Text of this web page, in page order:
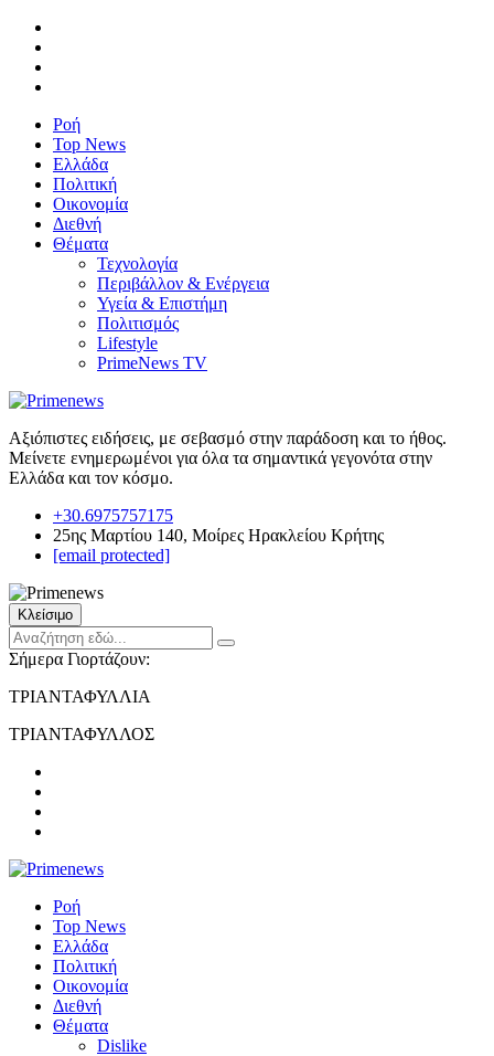
Ροή
Top News
Ελλάδα
Πολιτική
Οικονομία
Διεθνή
Θέματα
Τεχνολογία
Περιβάλλον & Ενέργεια
Υγεία & Επιστήμη
Πολιτισμός
Lifestyle
PrimeNews TV
Αξιόπιστες ειδήσεις, με σεβασμό στην παράδοση και το ήθος.
Μείνετε ενημερωμένοι για όλα τα σημαντικά γεγονότα στην
Ελλάδα και τον κόσμο.
+30.6975757175
25ης Μαρτίου 140, Μοίρες Ηρακλείου Κρήτης
[email protected]
Κλείσιμο
Σήμερα Γιορτάζουν:
ΤΡΙΑΝΤΑΦΥΛΛΙΑ
ΤΡΙΑΝΤΑΦΥΛΛΟΣ
Ροή
Top News
Ελλάδα
Πολιτική
Οικονομία
Διεθνή
Θέματα
Dislike